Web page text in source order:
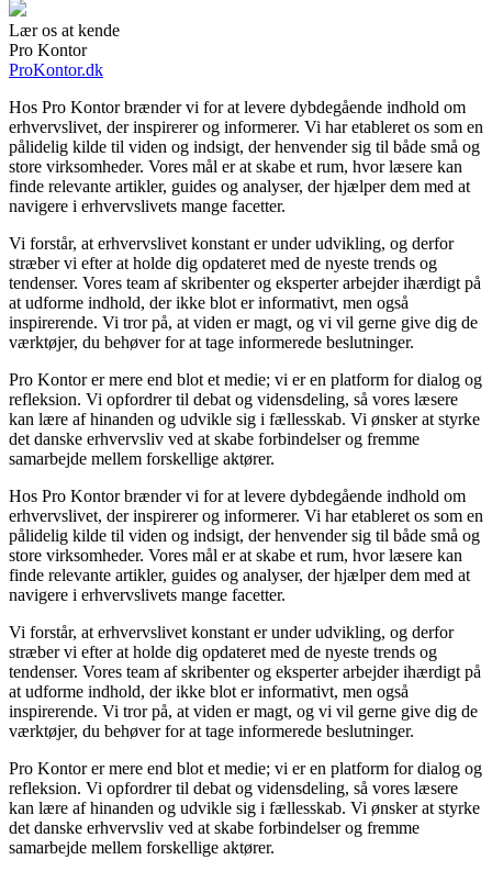
Lær os at kende
Pro Kontor
ProKontor.dk
Hos Pro Kontor brænder vi for at levere dybdegående indhold om
erhvervslivet, der inspirerer og informerer. Vi har etableret os som en
pålidelig kilde til viden og indsigt, der henvender sig til både små og
store virksomheder. Vores mål er at skabe et rum, hvor læsere kan
finde relevante artikler, guides og analyser, der hjælper dem med at
navigere i erhvervslivets mange facetter.
Vi forstår, at erhvervslivet konstant er under udvikling, og derfor
stræber vi efter at holde dig opdateret med de nyeste trends og
tendenser. Vores team af skribenter og eksperter arbejder ihærdigt på
at udforme indhold, der ikke blot er informativt, men også
inspirerende. Vi tror på, at viden er magt, og vi vil gerne give dig de
værktøjer, du behøver for at tage informerede beslutninger.
Pro Kontor er mere end blot et medie; vi er en platform for dialog og
refleksion. Vi opfordrer til debat og vidensdeling, så vores læsere
kan lære af hinanden og udvikle sig i fællesskab. Vi ønsker at styrke
det danske erhvervsliv ved at skabe forbindelser og fremme
samarbejde mellem forskellige aktører.
Hos Pro Kontor brænder vi for at levere dybdegående indhold om
erhvervslivet, der inspirerer og informerer. Vi har etableret os som en
pålidelig kilde til viden og indsigt, der henvender sig til både små og
store virksomheder. Vores mål er at skabe et rum, hvor læsere kan
finde relevante artikler, guides og analyser, der hjælper dem med at
navigere i erhvervslivets mange facetter.
Vi forstår, at erhvervslivet konstant er under udvikling, og derfor
stræber vi efter at holde dig opdateret med de nyeste trends og
tendenser. Vores team af skribenter og eksperter arbejder ihærdigt på
at udforme indhold, der ikke blot er informativt, men også
inspirerende. Vi tror på, at viden er magt, og vi vil gerne give dig de
værktøjer, du behøver for at tage informerede beslutninger.
Pro Kontor er mere end blot et medie; vi er en platform for dialog og
refleksion. Vi opfordrer til debat og vidensdeling, så vores læsere
kan lære af hinanden og udvikle sig i fællesskab. Vi ønsker at styrke
det danske erhvervsliv ved at skabe forbindelser og fremme
samarbejde mellem forskellige aktører.